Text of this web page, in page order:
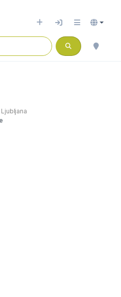
Ljubljana